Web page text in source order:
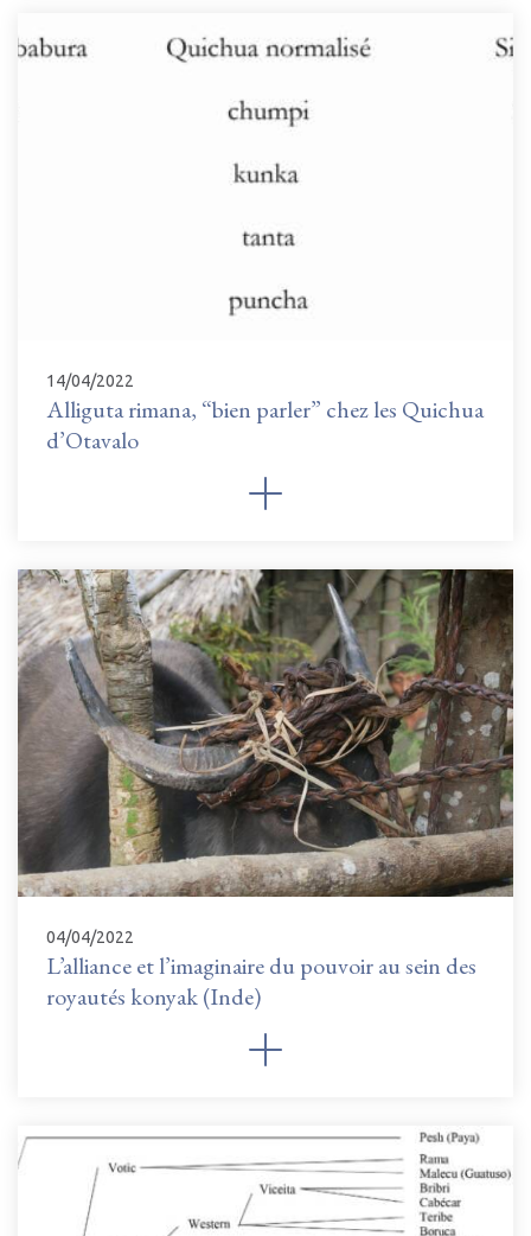
14/04/2022
Alliguta rimana, “bien parler” chez les Quichua
d’Otavalo
04/04/2022
L’alliance et l’imaginaire du pouvoir au sein des
royautés konyak (Inde)